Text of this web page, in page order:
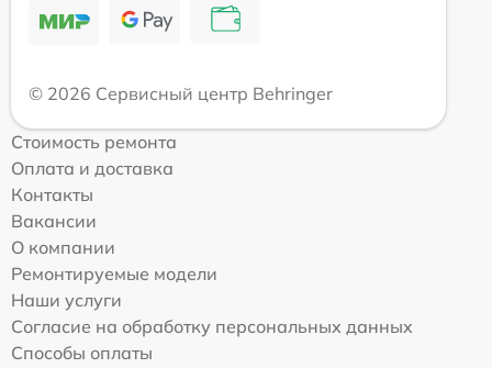
© 2026 Сервисный центр Behringer
Стоимость ремонта
Оплата и доставка
Контакты
Вакансии
О компании
Ремонтируемые модели
Наши услуги
Согласие на обработку персональных данных
Способы оплаты